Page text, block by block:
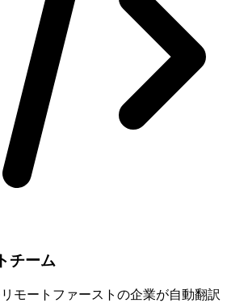
チーム
モートファーストの企業が自動翻訳